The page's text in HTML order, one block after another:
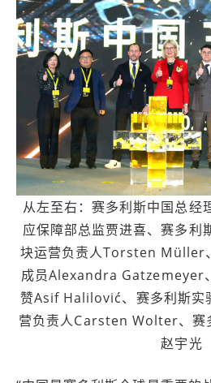
从左至右：赛多利斯中国总经
应保障部总监贾进喜、赛多利
块运营负责人Torsten Müller
成员Alexandra Gatzemeyer
赞Asif Halilović、赛多利斯实
营负责人Carsten Wolter、赛
赵宇光